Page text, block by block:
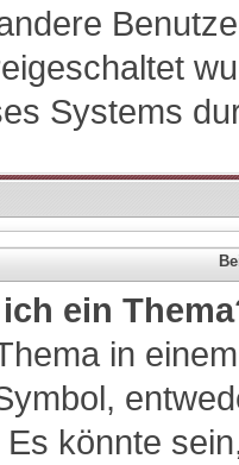
Systems
ein
in
könnte